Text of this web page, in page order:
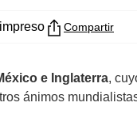
Compartir
e Inglaterra,
ánimos